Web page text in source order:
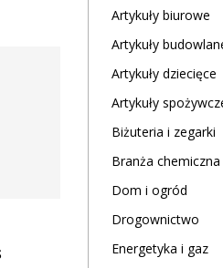
Artykuły biurowe
Artykuły
Artykuły dziecięce
Artykuły
Biżuteria i zegarki
Branża chemiczna
Dom i ogród
Drogownictwo
Energetyka i gaz